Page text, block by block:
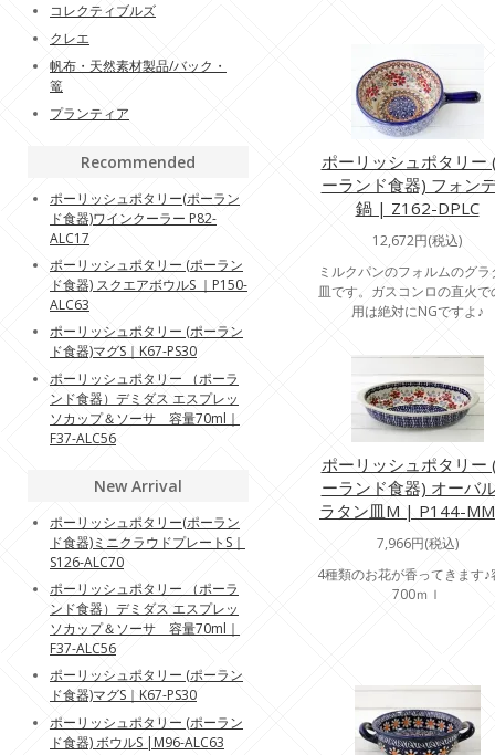
ポーリッシュポタリー
ーランド食器) フォン
鍋 | Z162-DPLC
12,672円(税込)
ミルクパンのフォルムのグラ
皿です。ガスコンロの直火で
用は絶対にNGですよ♪
ポーリッシュポタリー
ーランド食器) オーバ
ラタン皿M | P144-
7,966円(税込)
4種類のお花が香ってきます♪
700ｍｌ
コレクティブルズ
クレエ
帆布・天然素材製品/バック・
篭
プランティア
Recommended
ポーリッシュポタリー(ポーラン
ド食器)ワインクーラー P82-
ALC17
ポーリッシュポタリー (ポーラン
ド食器) スクエアボウルS ｜P150-
ALC63
ポーリッシュポタリー (ポーラン
ド食器)マグS｜K67-PS30
ポーリッシュポタリー （ポーラ
ンド食器）デミダス エスプレッ
ソカップ＆ソーサ 容量70ml｜
F37-ALC56
New Arrival
ポーリッシュポタリー(ポーラン
ド食器)ミニクラウドプレートS｜
S126-ALC70
ポーリッシュポタリー （ポーラ
ンド食器）デミダス エスプレッ
ソカップ＆ソーサ 容量70ml｜
F37-ALC56
ポーリッシュポタリー (ポーラン
ド食器)マグS｜K67-PS30
ポーリッシュポタリー (ポーラン
ド食器) ボウルS |M96-ALC63